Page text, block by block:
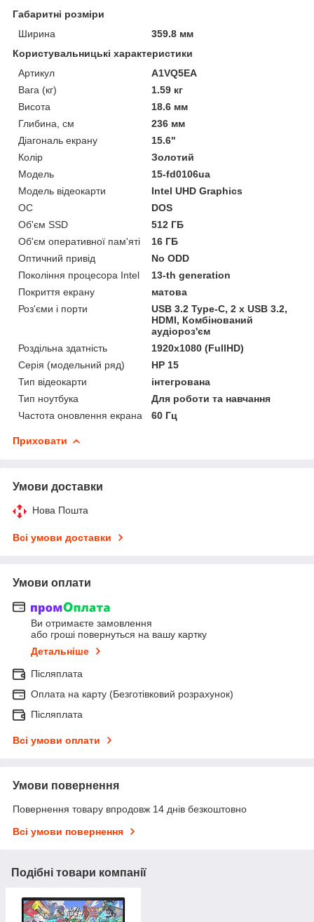
Габаритні розміри
Ширина
359.8 мм
Користувальницькі характеристики
Артикул
A1VQ5EA
Вага (кг)
1.59 кг
Висота
18.6 мм
Глибина, см
236 мм
Діагональ екрану
15.6"
Колір
Золотий
Мoдель
15-fd0106ua
Модель відеокарти
Intel UHD Graphics
ОС
DOS
Об'єм SSD
512 ГБ
Об'єм оперативної пам'яті
16 ГБ
Оптичний привід
No ODD
Покоління процесора Intel
13-th generation
Покриття екрану
матова
Роз'єми і порти
USB 3.2 Type-C, 2 х USB 3.2,
HDMI, Комбінований
аудіороз'єм
Роздільна здатність
1920х1080 (FullHD)
Серія (модельний ряд)
HP 15
Тип відеокарти
інтегрована
Тип ноутбука
Для роботи та навчання
Частота оновлення екрана
60 Гц
Приховати
Умови доставки
Нова Пошта
Всі умови доставки
Умови оплати
Ви отримаєте замовлення
або гроші повернуться на вашу картку
Детальніше
Післяплата
Оплата на карту (Безготівковий розрахунок)
Післяплата
Всі умови оплати
Умови повернення
Повернення товару впродовж 14 днів безкоштовно
Всі умови повернення
Подібні товари компанії